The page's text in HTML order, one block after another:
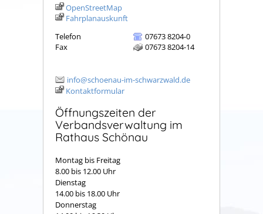
OpenStreetMap
Fahrplanauskunft
Telefon
07673 8204-0
Fax
07673 8204-14
info@schoenau-im-schwarzwald.de
Kontaktformular
Öffnungszeiten der
Verbandsverwaltung im
Rathaus Schönau
Montag bis Freitag
8.00 bis 12.00 Uhr
Dienstag
14.00 bis 18.00 Uhr
Donnerstag